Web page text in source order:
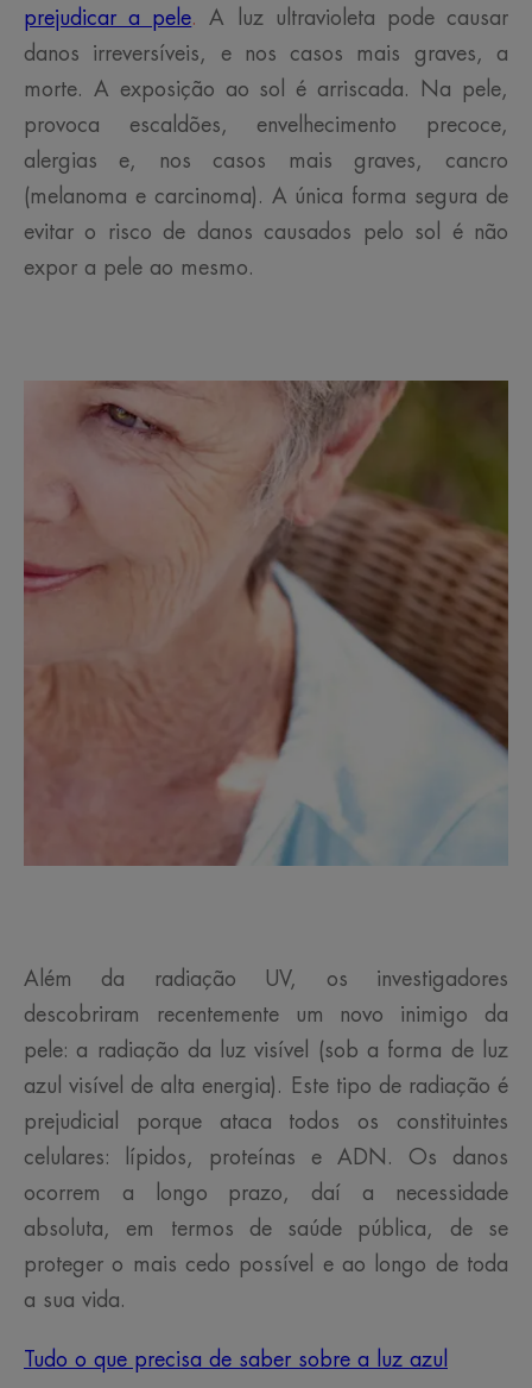
prejudicar a pele.
A luz ultravioleta pode causar
danos irreversíveis, e nos casos mais graves, a
morte. A exposição ao sol é arriscada. Na pele,
provoca escaldões, envelhecimento precoce,
alergias e, nos casos mais graves, cancro
(melanoma e carcinoma). A única forma segura de
evitar o risco de danos causados pelo sol é não
expor a pele ao mesmo.
Além da radiação UV, os investigadores
descobriram recentemente um novo inimigo da
pele: a radiação da luz visível (sob a forma de luz
azul visível de alta energia). Este tipo de radiação é
prejudicial porque ataca todos os constituintes
celulares: lípidos, proteínas e ADN. Os danos
ocorrem a longo prazo, daí a necessidade
absoluta, em termos de saúde pública, de se
proteger o mais cedo possível e ao longo de toda
a sua vida.
Tudo o que precisa de saber sobre a luz azul